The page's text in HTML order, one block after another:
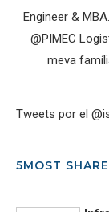
Engineer &
@PIMEC
meva
Tweets por el
5MOST